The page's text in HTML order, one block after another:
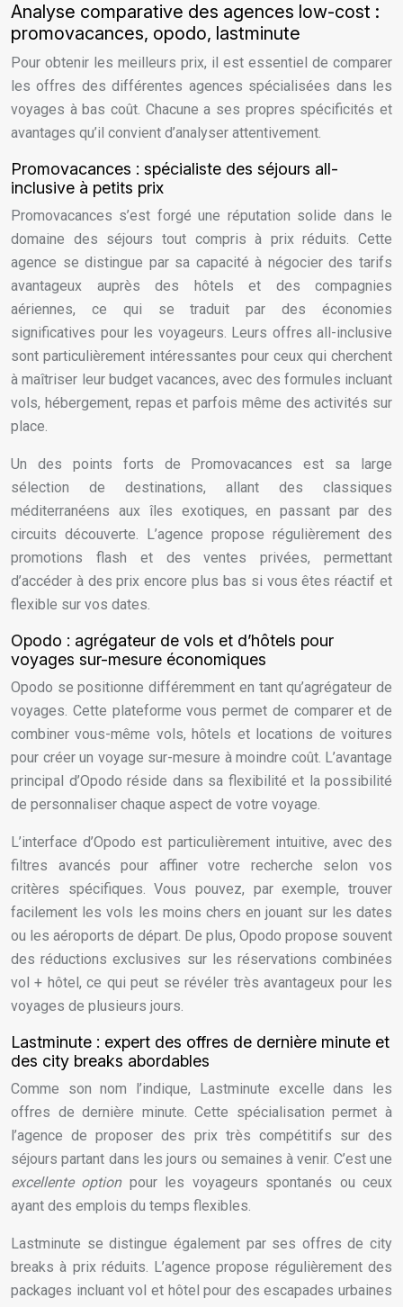
Analyse comparative des agences low-cost :
promovacances, opodo, lastminute
Pour obtenir les meilleurs prix, il est essentiel de comparer
les offres des différentes agences spécialisées dans les
voyages à bas coût. Chacune a ses propres spécificités et
avantages qu’il convient d’analyser attentivement.
Promovacances : spécialiste des séjours all-
inclusive à petits prix
Promovacances s’est forgé une réputation solide dans le
domaine des séjours tout compris à prix réduits. Cette
agence se distingue par sa capacité à négocier des tarifs
avantageux auprès des hôtels et des compagnies
aériennes, ce qui se traduit par des économies
significatives pour les voyageurs. Leurs offres all-inclusive
sont particulièrement intéressantes pour ceux qui cherchent
à maîtriser leur budget vacances, avec des formules incluant
vols, hébergement, repas et parfois même des activités sur
place.
Un des points forts de Promovacances est sa large
sélection de destinations, allant des classiques
méditerranéens aux îles exotiques, en passant par des
circuits découverte. L’agence propose régulièrement des
promotions flash et des ventes privées, permettant
d’accéder à des prix encore plus bas si vous êtes réactif et
flexible sur vos dates.
Opodo : agrégateur de vols et d’hôtels pour
voyages sur-mesure économiques
Opodo se positionne différemment en tant qu’agrégateur de
voyages. Cette plateforme vous permet de comparer et de
combiner vous-même vols, hôtels et locations de voitures
pour créer un voyage sur-mesure à moindre coût. L’avantage
principal d’Opodo réside dans sa flexibilité et la possibilité
de personnaliser chaque aspect de votre voyage.
L’interface d’Opodo est particulièrement intuitive, avec des
filtres avancés pour affiner votre recherche selon vos
critères spécifiques. Vous pouvez, par exemple, trouver
facilement les vols les moins chers en jouant sur les dates
ou les aéroports de départ. De plus, Opodo propose souvent
des réductions exclusives sur les réservations combinées
vol + hôtel, ce qui peut se révéler très avantageux pour les
voyages de plusieurs jours.
Lastminute : expert des offres de dernière minute et
des city breaks abordables
Comme son nom l’indique, Lastminute excelle dans les
offres de dernière minute. Cette spécialisation permet à
l’agence de proposer des prix très compétitifs sur des
séjours partant dans les jours ou semaines à venir. C’est une
excellente option pour les voyageurs spontanés ou ceux
ayant des emplois du temps flexibles.
Lastminute se distingue également par ses offres de city
breaks à prix réduits. L’agence propose régulièrement des
packages incluant vol et hôtel pour des escapades urbaines